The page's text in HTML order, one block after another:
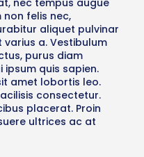
nec tempus augue
non felis nec,
aliquet pulvinar
a. Vestibulum
purus diam
quis sapien.
amet lobortis leo.
consectetur.
placerat. Proin
ultrices ac at